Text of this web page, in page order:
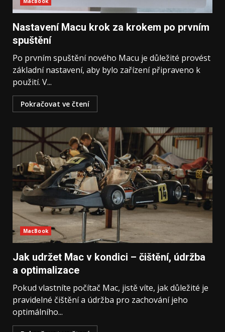
Nastavení Macu krok za krokem po prvním
spuštění
Po prvním spuštění nového Macu je důležité provést
základní nastavení, aby bylo zařízení připraveno k
použití. V...
Pokračovat ve čtení
MacBook
Jak udržet Mac v kondici – čištění, údržba
a optimalizace
Pokud vlastníte počítač Mac, jistě víte, jak důležité je
pravidelné čištění a údržba pro zachování jeho
optimálního...